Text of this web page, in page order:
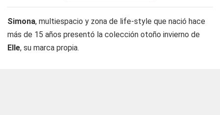
Simona, multiespacio y zona de life-style que nació hace
más de 15 años presentó la colección otoño invierno de
Elle, su marca propia.